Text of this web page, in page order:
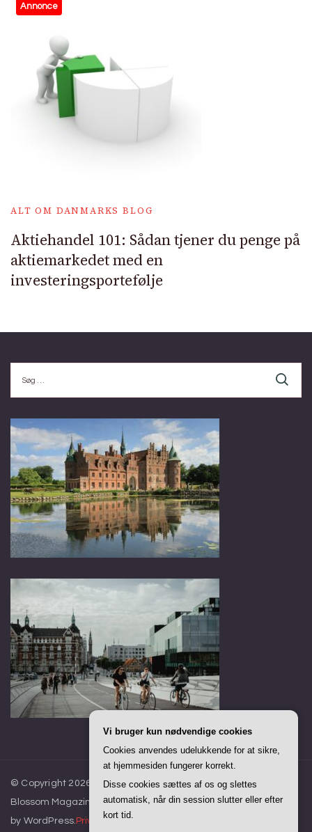
Annonce
ALT OM DANMARKS BLOG
Aktiehandel 101: Sådan tjener du penge på
aktiemarkedet med en
investeringsportefølje
efter:
© Copyright 2026 Alt Om Danmark. All Rights Reserved.
Blossom Magazine | Developed By Blossom Themes.Powered
by WordPress Privatlivspolitik
Vi bruger kun nødvendige cookies
Cookies anvendes udelukkende for at sikre,
at hjemmesiden fungerer korrekt.
Disse cookies sættes af os og slettes
automatisk, når din session slutter eller efter
kort tid.